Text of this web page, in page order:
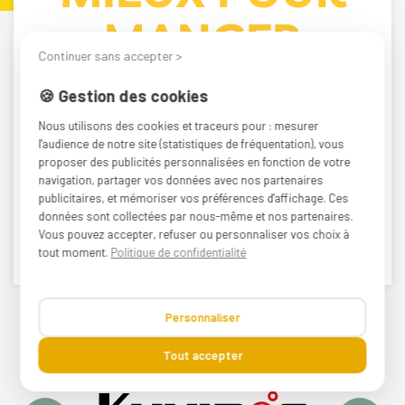
MANGER
MIEUX !
Chez Warmcook, nous sommes très
attachés à la qualité des produits et
proposons uniquement des ustensiles
haut de gamme, pratiques et composés
de matériaux sains.
Kuvings Lodge
Continuer sans accepter >
🍪 Gestion des cookies
Nous utilisons des cookies et traceurs pour : mesurer
l'audience de notre site (statistiques de fréquentation), vous
proposer des publicités personnalisées en fonction de votre
navigation, partager vos données avec nos partenaires
publicitaires, et mémoriser vos préférences d'affichage. Ces
données sont collectées par nous-même et nos partenaires.
Vous pouvez accepter, refuser ou personnaliser vos choix à
tout moment. Politique de confidentialité
Personnaliser
Tout accepter